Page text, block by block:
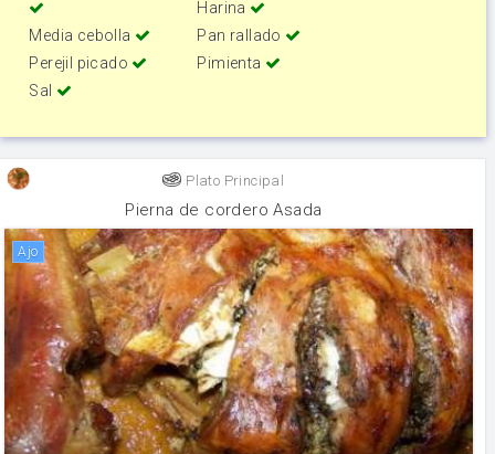
Harina
Media cebolla
Pan rallado
Perejil picado
Pimienta
Sal
Plato Principal
Pierna de cordero Asada
ajo